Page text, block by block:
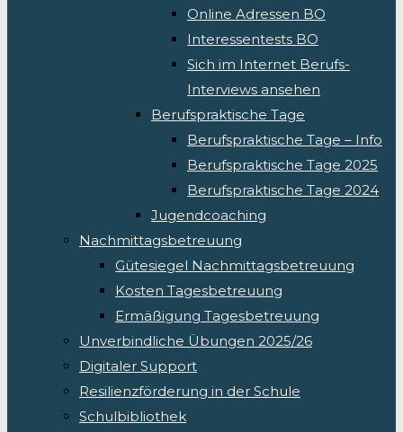
Online Adressen BO
Interessentests BO
Sich im Internet Berufs-
Interviews ansehen
Berufspraktische Tage
Berufspraktische Tage – Info
Berufspraktische Tage 2025
Berufspraktische Tage 2024
Jugendcoaching
Nachmittagsbetreuung
Gütesiegel Nachmittagsbetreuung
Kosten Tagesbetreuung
Ermäßigung Tagesbetreuung
Unverbindliche Übungen 2025/26
Digitaler Support
Resilienzförderung in der Schule
Schulbibliothek